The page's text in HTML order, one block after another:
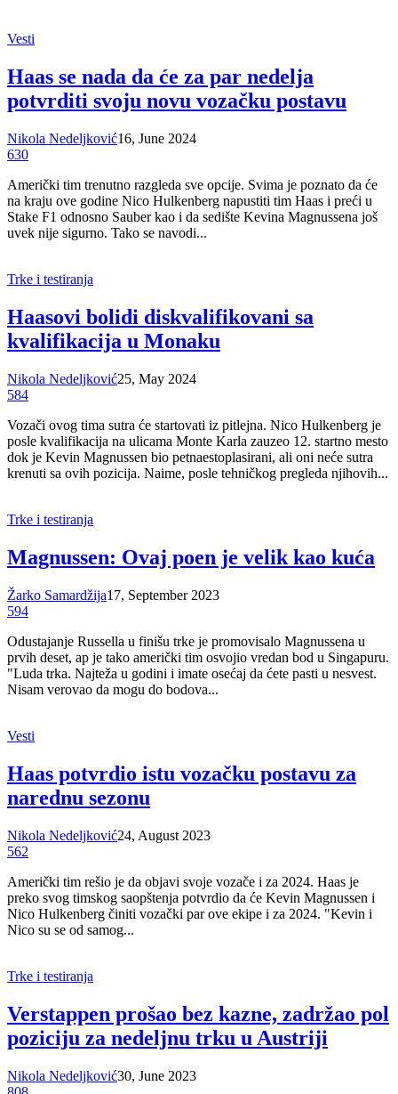
Vesti
Haas se nada da će za par nedelja
potvrditi svoju novu vozačku postavu
Nikola Nedeljković16, June 2024
630
Američki tim trenutno razgleda sve opcije. Svima je poznato da će
na kraju ove godine Nico Hulkenberg napustiti tim Haas i preći u
Stake F1 odnosno Sauber kao i da sedište Kevina Magnussena još
uvek nije sigurno. Tako se navodi...
Trke i testiranja
Haasovi bolidi diskvalifikovani sa
kvalifikacija u Monaku
Nikola Nedeljković25, May 2024
584
Vozači ovog tima sutra će startovati iz pitlejna. Nico Hulkenberg je
posle kvalifikacija na ulicama Monte Karla zauzeo 12. startno mesto
dok je Kevin Magnussen bio petnaestoplasirani, ali oni neće sutra
krenuti sa ovih pozicija. Naime, posle tehničkog pregleda njihovih...
Trke i testiranja
Magnussen: Ovaj poen je velik kao kuća
Žarko Samardžija17, September 2023
594
Odustajanje Russella u finišu trke je promovisalo Magnussena u
prvih deset, ap je tako američki tim osvojio vredan bod u Singapuru.
"Luda trka. Najteža u godini i imate osećaj da ćete pasti u nesvest.
Nisam verovao da mogu do bodova...
Vesti
Haas potvrdio istu vozačku postavu za
narednu sezonu
Nikola Nedeljković24, August 2023
562
Američki tim rešio je da objavi svoje vozače i za 2024. Haas je
preko svog timskog saopštenja potvrdio da će Kevin Magnussen i
Nico Hulkenberg činiti vozački par ove ekipe i za 2024. "Kevin i
Nico su se od samog...
Trke i testiranja
Verstappen prošao bez kazne, zadržao pol
poziciju za nedeljnu trku u Austriji
Nikola Nedeljković30, June 2023